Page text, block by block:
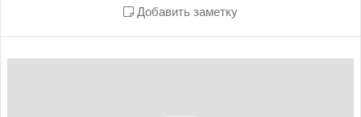
Добавить заметку